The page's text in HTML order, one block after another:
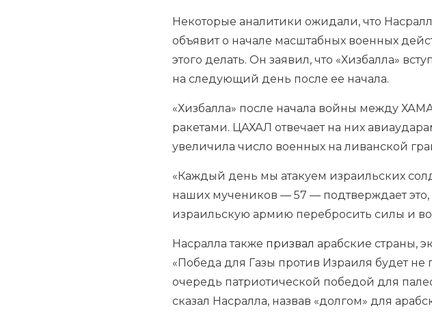
Некоторые аналитики ожидали, что
объявит о начале масштабных военных
этого делать. Он заявил, что «Хизбалла»
на следующий день после ее начала.
«Хизбалла» после начала войны между
ракетами. ЦАХАЛ отвечает на них
увеличила число военных на ливанской
«Каждый день мы атакуем израильских
наших мучеников — 57 — подтверждает
израильскую армию перебросить силы и
Насралла также призвал арабские страны,
«Победа для Газы против Израиля будет
очередь патриотической победой для
сказал Насралла, назвав «долгом» для